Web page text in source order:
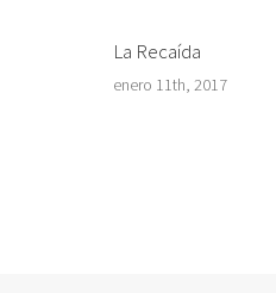
La Recaída
enero 11th, 2017